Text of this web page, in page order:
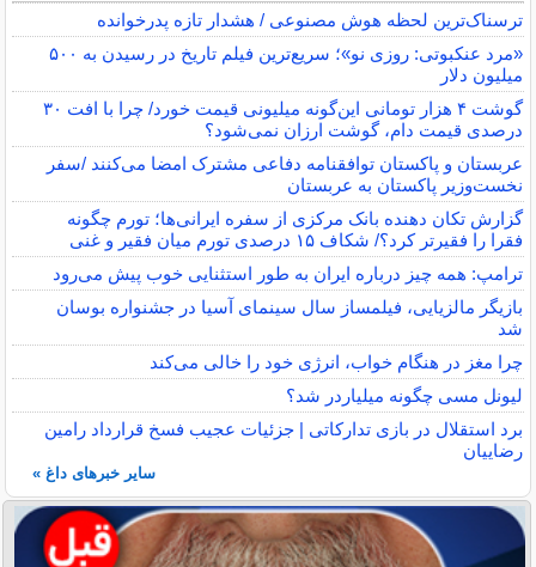
ترسناک‌ترین لحظه هوش مصنوعی / هشدار تازه پدرخوانده
«مرد عنکبوتی: روزی نو»؛ سریع‌ترین فیلم تاریخ در رسیدن به ۵۰۰
میلیون دلار
گوشت ۴ هزار تومانی این‌گونه میلیونی قیمت خورد/ چرا با افت ۳۰
درصدی قیمت دام، گوشت ارزان نمی‌شود؟
عربستان و پاکستان توافقنامه دفاعی مشترک امضا می‌کنند /سفر
نخست‌وزیر پاکستان به عربستان
گزارش تکان‌ دهنده بانک مرکزی از سفره ایرانی‌ها؛ تورم چگونه
فقرا را فقیرتر کرد؟/ شکاف ۱۵ درصدی تورم میان فقیر و غنی
ترامپ: همه چیز درباره ایران به طور استثنایی خوب پیش می‌رود
بازیگر مالزیایی، فیلمساز سال سینمای آسیا در جشنواره بوسان
شد
چرا مغز در هنگام خواب، انرژی خود را خالی می‌کند
لیونل مسی چگونه میلیاردر شد؟
برد استقلال در بازی تدارکاتی | جزئیات عجیب فسخ قرارداد رامین
رضاییان
سایر خبرهای داغ »